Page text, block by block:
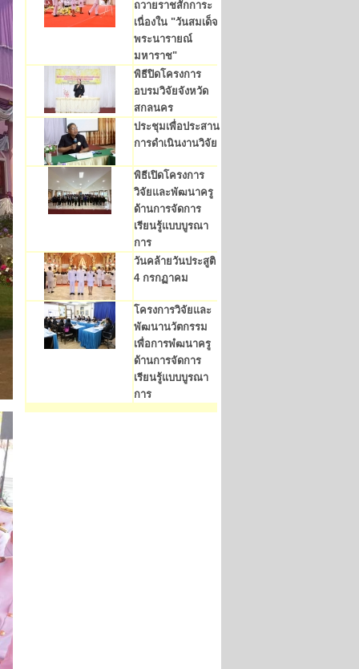
ถวายราชสักการะ
เนื่องใน "วันสมเด็จ
พระนารายณ์
มหาราช"
พิธีปิดโครงการ
อบรมวิจัยจังหวัด
สกลนคร
ประชุมเพื่อประสาน
การดำเนินงานวิจัย
พิธีเปิดโครงการ
วิจัยและพัฒนาครู
ด้านการจัดการ
เรียนรู้แบบบูรณา
การ
วันคล้ายวันประสูติ
4 กรกฏาคม
โครงการวิจัยและ
พัฒนานวัตกรรม
เพื่อการพํฒนาครู
ด้านการจัดการ
เรียนรู้แบบบูรณา
การ